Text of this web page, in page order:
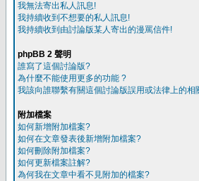
我無法寄出私人訊息!
我持續收到不想要的私人訊息!
我持續收到由討論版某人寄出的漫罵信件!
phpBB 2 聲明
誰寫了這個討論版?
為什麼不能使用更多的功能 ?
我該向誰聯繫有關這個討論版誤用或法律上的相
附加檔案
如何新增附加檔案?
如何在文章發表後新增附加檔案?
如何刪除附加檔案?
如何更新檔案註解?
為何我在文章中看不見附加的檔案?